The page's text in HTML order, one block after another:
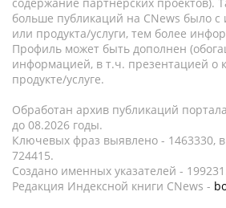
больше публикаций на CNews было
или продукта/услуги, тем более
Профиль может быть дополнен
информацией, в т.ч. презентацией о
продукте/услуге.
Обработан архив публикаций
до 08.2026 годы.
Ключевых фраз выявлено - 1463330,
724415.
Создано именных указателей -
Редакция Индексной книги CNews -